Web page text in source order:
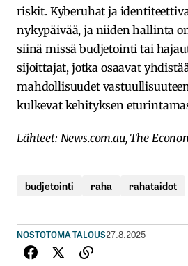
riskit. Kyberuhat ja
nykypäivää, ja niiden hallinta
siinä missä budjetointi tai
sijoittajat, jotka osaavat
mahdollisuudet
kulkevat kehityksen
Lähteet: News.com.au, The
budjetointi raha rahataidot
NOSTOTOMA TALOUS27.8.2025